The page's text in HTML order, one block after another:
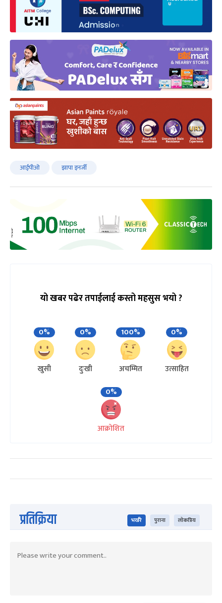
आईपीओ झापा इनर्जी
यो खबर पढेर तपाईलाई कस्तो महसुस भयो ?
0%
खुसी
0%
दुःखी
100%
अचम्मित
0%
उत्साहित
0%
आक्रोशित
प्रतिक्रिया भर्खरै पुराना लोकप्रिय